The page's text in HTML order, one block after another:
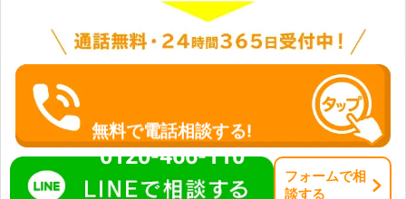
無料で電話相談する!
0120-466-110
フォームで相
談する